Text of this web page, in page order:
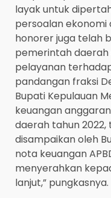
layak untuk
persoalan
honorer juga telah
pemerintah
pelayanan
pandangan fraksi
Bupati Kepulauan
keuangan
daerah tahun
disampaikan oleh
nota keuangan
menyerahkan
lanjut,” pungkasnya.